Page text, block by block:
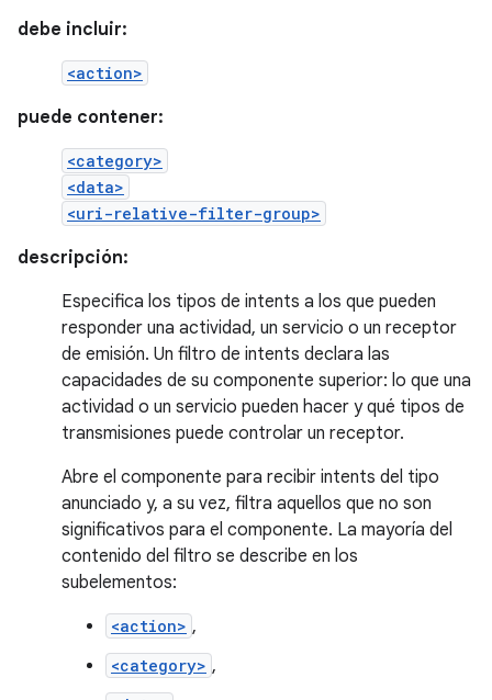
debe incluir:
<action>
puede contener:
<category>
<data>
<uri-relative-filter-group>
descripción:
Especifica los tipos de intents a los que pueden
responder una actividad, un servicio o un receptor
de emisión. Un filtro de intents declara las
capacidades de su componente superior: lo que una
actividad o un servicio pueden hacer y qué tipos de
transmisiones puede controlar un receptor.
Abre el componente para recibir intents del tipo
anunciado y, a su vez, filtra aquellos que no son
significativos para el componente. La mayoría del
contenido del filtro se describe en los
subelementos:
<action> ,
<category> ,